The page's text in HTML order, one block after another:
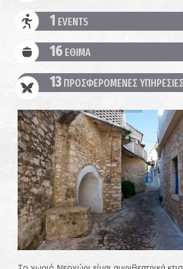
1 EVENTS
16 ΕΘΙΜΑ
13 ΠΡΟΣΦΕΡΟΜΕΝΕΣ ΥΠΗΡΕΣΙΕΣ